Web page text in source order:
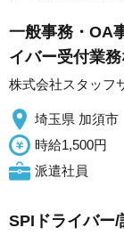
一般事務・OA
イバー受付業
株式会社スタッフ
埼玉県 加須市
時給1,500円
派遣社員
SPIドライバー